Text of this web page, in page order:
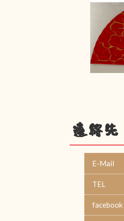
連絡先
E-Mail
TEL
facebook